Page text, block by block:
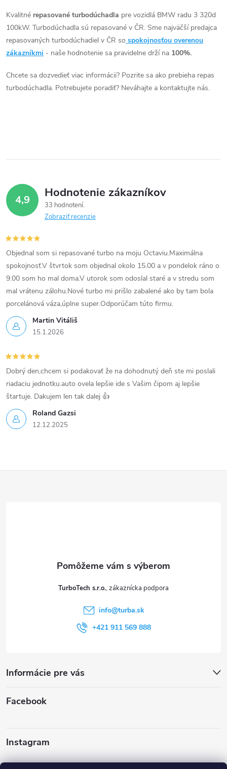
t
o
v
o
v
v
l
á
d
e
p
r
v
k
y
v
ý
p
s
u
Kvalitné repasované turbodúchadla pre vozidlá BMW radu 3 320d
100kW. Turbodúchadla sú repasované v ČR. Sme najväčší predajca
repasovaných turbodúchadiel v ČR so spokojnosťou overenou
zákazníkmi - naše hodnotenie sa pravidelne drží na 100%.
Chcete sa dozvedieť viac informácii? Pozrite sa ako prebieha repas
turbodúchadla. Potrebujete poradiť? Neváhajte a kontaktujte nás.
4,9 Hodnotenie zákazníkov
33 hodnotení
Zobraziť recenzie
Martin Vitáliš
15.1.2026
Objednal som si repasované turbo na moju Octaviu.Maximálna
spokojnosť.V štvrtok som objednal okolo 15.00 a v pondelok ráno o
9.00 som ho mal doma.V utorok som odoslal staré a v stredu som
mal vrátenu zálohu.Nové turbo mi prišlo zabalené ako by tam bola
porcelánová váza,úplne super.Odporúčam túto firmu.
Roland Gazsi
12.12.2025
Dobrý den,chcem si podakovať že na dohodnutý deň ste mi poslali
riadaciu jednotku.auto ovela lepšie ide s Vašim čipom aj lepšie
štartuje. Dakujem len tak dalej 👍
TurboTech s.r.o.
info@turba.sk
+421 911 569 888
Informácie pre vás
Facebook
Instagram